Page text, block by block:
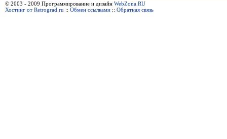
© 2003 - 2009 Программирование и дизайн WebZona.RU
Хостинг от Retrograd.ru :: Обмен ссылками :: Обратная связь